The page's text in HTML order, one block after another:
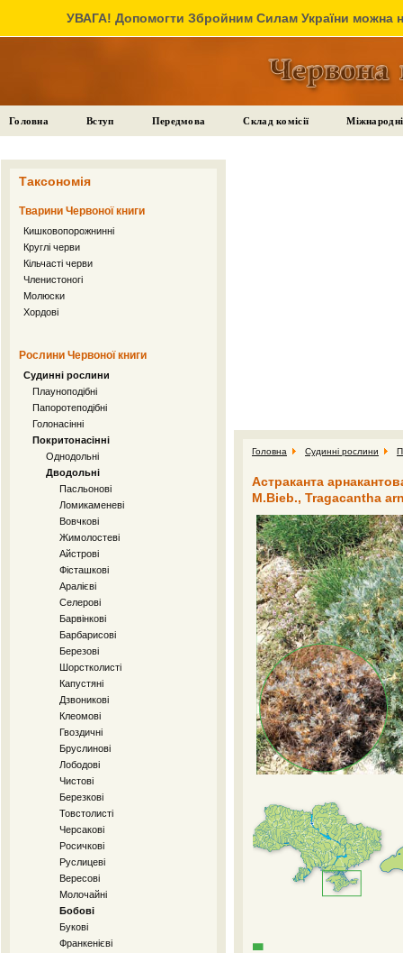
УВАГА! Допомогти Збройним Силам України можна
Головна Вступ Передмова Склад комісії
Таксономія
Тварини Червоної книги
Кишковопорожнинні
Круглі черви
Кільчасті черви
Членистоногі
Молюски
Хордові
Рослини Червоної книги
Судинні рослини
Плауноподібні
Папоротеподібні
Голонасінні
Покритонасінні
Однодольні
Дводольні
Пасльонові
Ломикаменеві
Вовчкові
Жимолостеві
Айстрові
Фісташкові
Аралієві
Селерові
Барвінкові
Барбарисові
Березові
Шорстколисті
Капустяні
Дзвоникові
Клеомові
Гвоздичні
Бруслинові
Лободові
Чистові
Березкові
Товстолисті
Черсакові
Росичкові
Руслицеві
Вересові
Молочайні
Бобові
Букові
Франкенієві
Головна Судинні рослини
Астраканта
M.Bieb., Tragacantha